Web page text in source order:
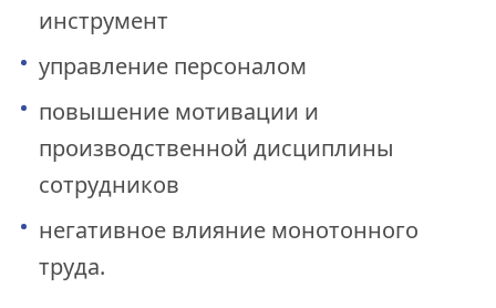
инструмент
управление персоналом
повышение мотивации и
производственной дисциплины
сотрудников
негативное влияние монотонного
труда.